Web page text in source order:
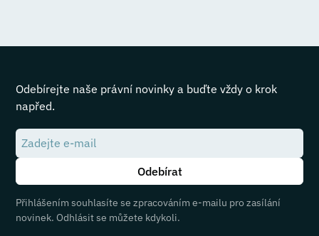
Odebírejte naše právní novinky a buďte vždy o krok
napřed.
Přihlášením souhlasíte se zpracováním e-mailu pro zasílání
novinek. Odhlásit se můžete kdykoli.